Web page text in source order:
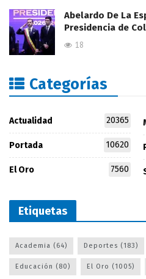
Abelardo De La
Presidencia de
18
Categorías
Actualidad 20365
Portada 10620
El Oro 7560
Etiquetas
Academia (64) Deportes (183)
Educación (80) El Oro (1005)